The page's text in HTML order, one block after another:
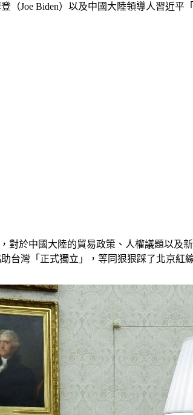
（Joe Biden）以及中國大陸領導人習近
對於中國大陸的貿易政策、人權議題以
台灣「正式獨立」，等同狠狠踩了北京紅